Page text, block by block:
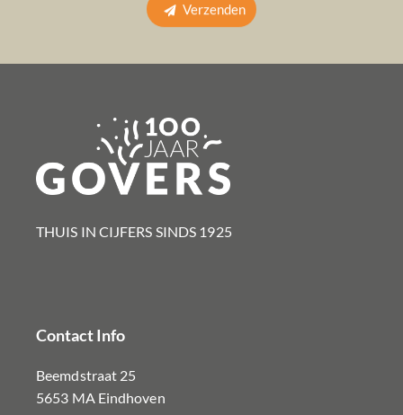
Verzenden
THUIS IN CIJFERS SINDS 1925​
Contact Info
Beemdstraat 25
5653 MA Eindhoven